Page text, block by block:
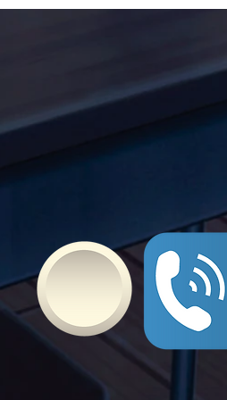
δυνάμεις τους ενάντια στο